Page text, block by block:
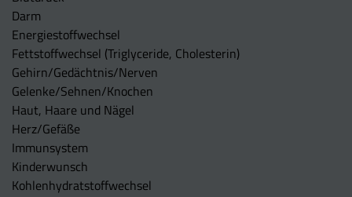
Darm
Energiestoffwechsel
Fettstoffwechsel (Triglyceride, Cholesterin)
Gehirn/Gedächtnis/Nerven
Gelenke/Sehnen/Knochen
Haut, Haare und Nägel
Herz/Gefäße
Immunsystem
Kinderwunsch
Kohlenhydratstoffwechsel